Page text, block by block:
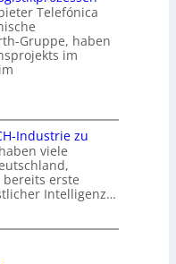
Telefónica
Gruppe, haben
im
Industrie zu
viele
erste
Intelligenz…